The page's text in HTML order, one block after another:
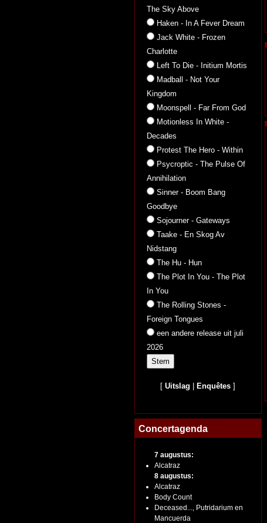
The Sky Above
Haken - In A Fever Dream
Jack White - Frozen
Charlotte
Left To Die - Initium Mortis
Madball - Not Your
Kingdom
Moonspell - Far From God
Motionless In White -
Decades
Protest The Hero - Within
Psycroptic - The Pulse Of
Annihilation
Sinner - Boom Bang
Goodbye
Sojourner - Gateways
Taake - En Skog Av
Nidstang
The Hu - Hun
The Plot In You - The Plot
In You
The Rolling Stones -
Foreign Tongues
een andere release uit juli
2026
[Uitslag Enquêtes ]
Concertagenda
7 augustus:
Alcatraz
8 augustus:
Alcatraz
Body Count
Deceased..., Putridarium en
Mancuerda